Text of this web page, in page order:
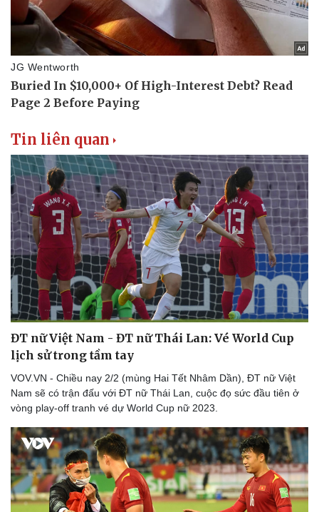
Thể thao
Ô tô - Xe máy
Tin liên quan
ĐT nữ Việt Nam - ĐT nữ Thái Lan: Vé World Cup
lịch sử trong tầm tay
VOV.VN - Chiều nay 2/2 (mùng Hai Tết Nhâm Dần), ĐT nữ Việt
Nam sẽ có trận đấu với ĐT nữ Thái Lan, cuộc đọ sức đầu tiên ở
vòng play-off tranh vé dự World Cup nữ 2023.